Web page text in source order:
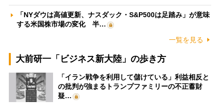
「NYダウは高値更新、ナスダック・S&P500は足踏み」が意味
する米国株市場の変化 半…
一覧を見る
大前研一「ビジネス新大陸」の歩き方
「イラン戦争を利用して儲けている」利益相反と
の批判が強まるトランプファミリーの不正蓄財
疑…